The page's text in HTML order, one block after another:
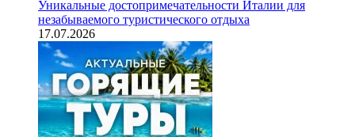
Уникальные достопримечательности Италии для
незабываемого туристического отдыха
17.07.2026